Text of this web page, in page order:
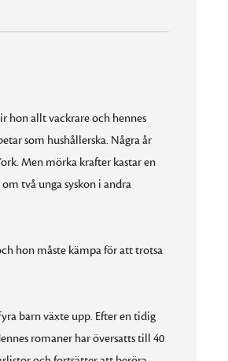
hon allt vackrare och hennes
som hushållerska. Några år
Men mörka krafter kastar en
två unga syskon i andra
hon måste kämpa för att trotsa
barn växte upp. Efter en tidig
romaner har översatts till 40